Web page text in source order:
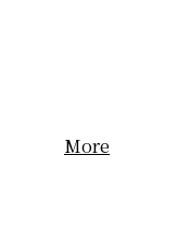
More